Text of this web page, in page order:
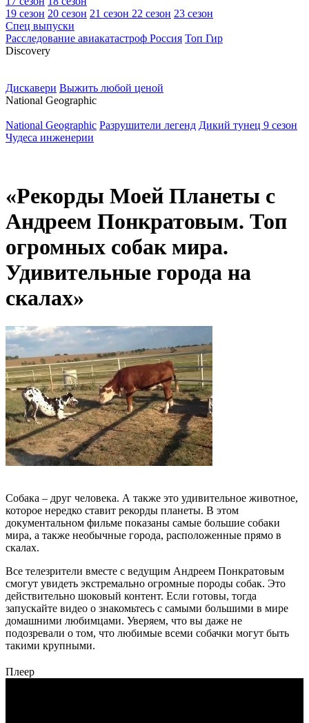
19 сезон 20 сезон 21 сезон 22 сезон 23 сезон
Спец выпуски
Расследование авиакатастроф Россия Топ Гир
Discovery
Дискавери Выжить любой ценой
National Geographic
National Geographic Разрушители легенд Дикий тунец 9 сезон
Чудеса инженерии
«Рекорды Моей Планеты с
Андреем Понкратовым. Топ
огромных собак мира.
Удивительные города на
скалах»
Собака – друг человека. А также это удивительное животное,
которое нередко ставит рекорды планеты. В этом
документальном фильме показаны самые большие собаки
мира, а также необычные города, расположенные прямо в
скалах.
Все телезрители вместе с ведущим Андреем Понкратовым
смогут увидеть экстремально огромные породы собак. Это
действительно шоковый контент. Если готовы, тогда
запускайте видео о знакомьтесь с самыми большими в мире
домашними любимцами. Уверяем, что вы даже не
подозревали о том, что любимые всеми собачки могут быть
такими крупными.
Плеер